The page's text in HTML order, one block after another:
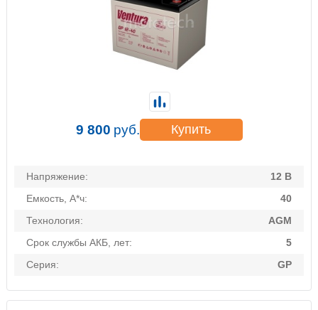
Напряжение:
12 В
Емкость, А*ч:
40
Технология:
AGM
Срок службы АКБ, лет:
5
Серия:
GP
9 800 руб. Купить